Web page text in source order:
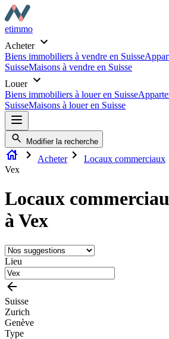
etimmo
Acheter
Biens immobiliers à vendre en Suisse
SuisseMaisons à vendre en Suisse
Louer
Biens immobiliers à louer en Suisse
SuisseMaisons à louer en Suisse
Modifier la recherche
Acheter Locaux commerciaux
Vex
Locaux
à Vex
Lieu
Suisse
Zurich
Genève
Type